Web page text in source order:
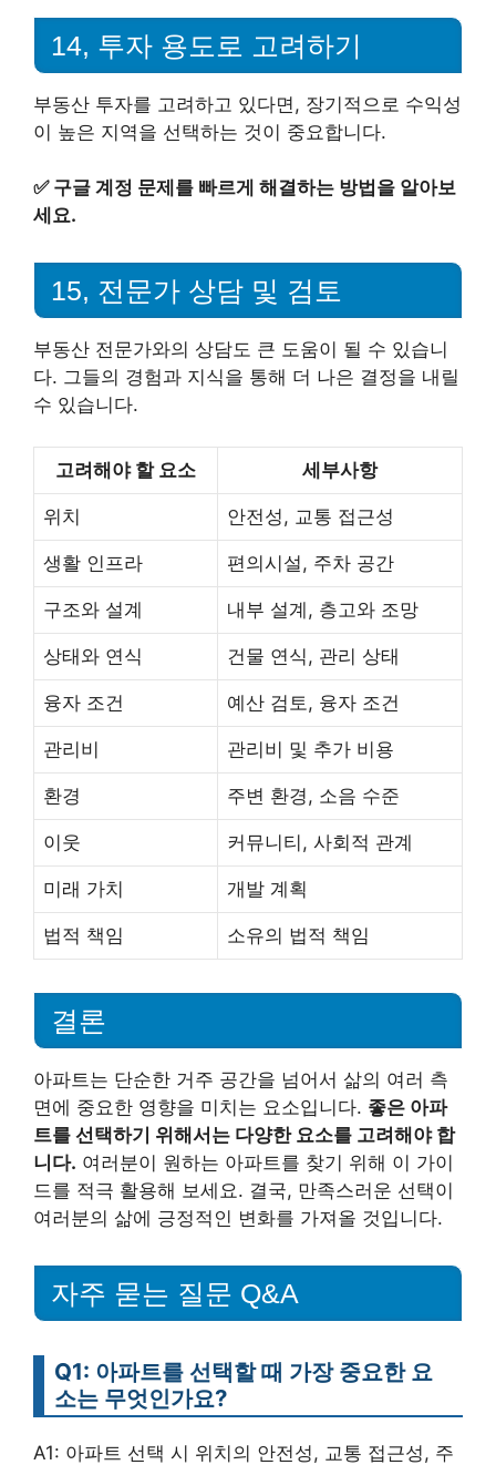
14, 투자 용도로 고려하기
부동산 투자를 고려하고 있다면, 장기적으로 수익성
이 높은 지역을 선택하는 것이 중요합니다.
✅ 구글 계정 문제를 빠르게 해결하는 방법을 알아보
세요.
15, 전문가 상담 및 검토
부동산 전문가와의 상담도 큰 도움이 될 수 있습니
다. 그들의 경험과 지식을 통해 더 나은 결정을 내릴
수 있습니다.
고려해야 할 요소 세부사항
위치 안전성, 교통 접근성
생활 인프라 편의시설, 주차 공간
구조와 설계 내부 설계, 층고와 조망
상태와 연식 건물 연식, 관리 상태
융자 조건 예산 검토, 융자 조건
관리비 관리비 및 추가 비용
환경 주변 환경, 소음 수준
이웃 커뮤니티, 사회적 관계
미래 가치 개발 계획
법적 책임 소유의 법적 책임
결론
아파트는 단순한 거주 공간을 넘어서 삶의 여러 측
면에 중요한 영향을 미치는 요소입니다. 좋은 아파
트를 선택하기 위해서는 다양한 요소를 고려해야 합
니다. 여러분이 원하는 아파트를 찾기 위해 이 가이
드를 적극 활용해 보세요. 결국, 만족스러운 선택이
여러분의 삶에 긍정적인 변화를 가져올 것입니다.
자주 묻는 질문 Q&A
Q1: 아파트를 선택할 때 가장 중요한 요
소는 무엇인가요?
A1: 아파트 선택 시 위치의 안전성, 교통 접근성, 주